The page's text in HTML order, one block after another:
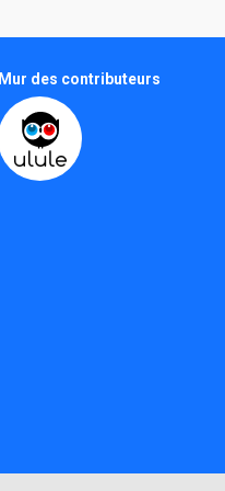
Mur des contributeurs